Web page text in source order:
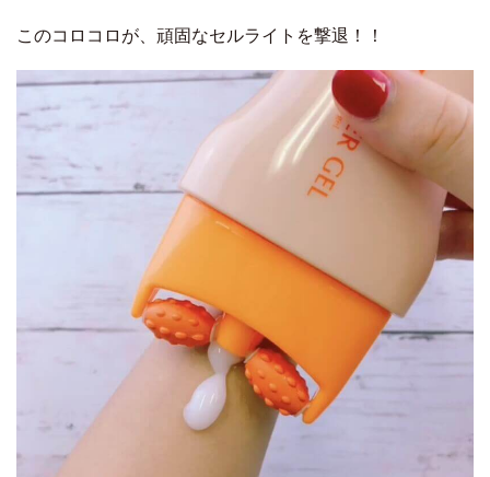
このコロコロが、頑固なセルライトを撃退！！